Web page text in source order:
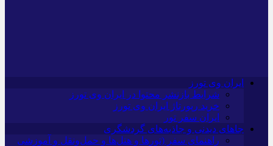
ایران وی تورز
شرایط بازنشر محتوا در ایران وی تورز
خرید رپورتاژ ایران وی تورز
ایران سفر تور
جاهای دیدنی و جاذبه‌های گردشگری
راهنمای سفر (تورها و هتل‌ها و حمل‌و‌نقل و آموزشی